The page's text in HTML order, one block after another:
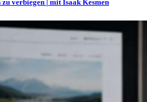
verbiegen | mit Isaak Kesmen